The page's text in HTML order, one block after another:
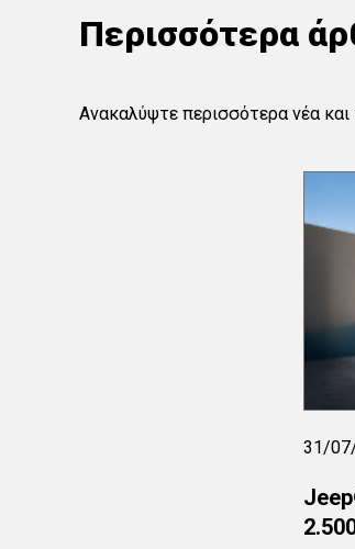
Περισσότερα
Ανακαλύψτε περισσότερα νέα
31/